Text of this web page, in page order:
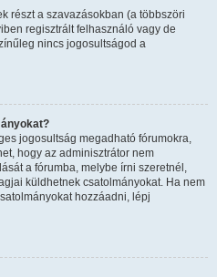
részt a szavazásokban (a többszöri
regisztrált felhasználó vagy de
nincs jogosultságod a
jogosultság megadható fórumokra,
hogy az adminisztrátor nem
a fórumba, melybe írni szeretnél,
küldhetnek csatolmányokat. Ha nem
hozzáadni, lépj